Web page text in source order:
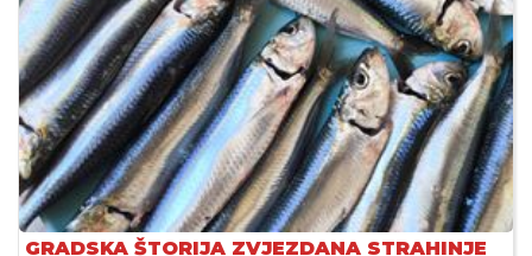
GRADSKA ŠTORIJA ZVJEZDANA STRAHINJE